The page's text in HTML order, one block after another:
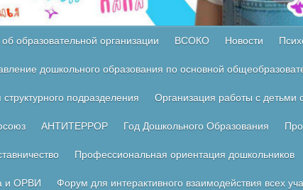
образовательной организации ВСОКО Новости
дошкольного образования по основной
подразделения Организация работы с детьми
АНТИТЕРРОР Год Дошкольного Образования
Профессиональная ориентация дошкольников
и ОРВИ Форум для интерактивного взаимодействия всех